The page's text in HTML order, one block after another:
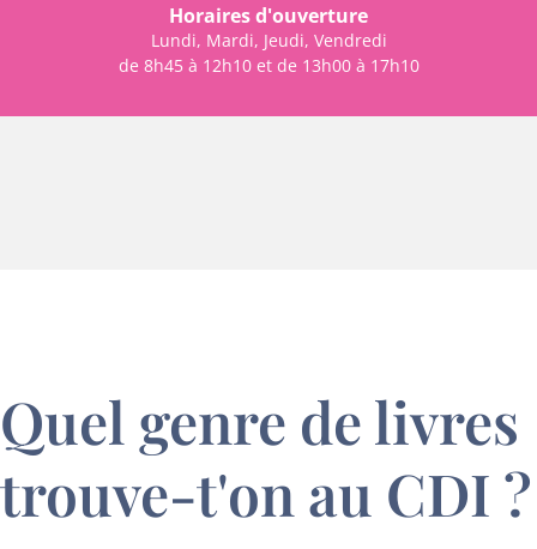
Horaires d'ouverture
Lundi, Mardi, Jeudi, Vendredi
de 8h45 à 12h10 et de 13h00 à 17h10
Quel genre de livres
trouve-t'on au CDI ?